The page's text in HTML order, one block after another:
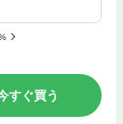
すぐ買う